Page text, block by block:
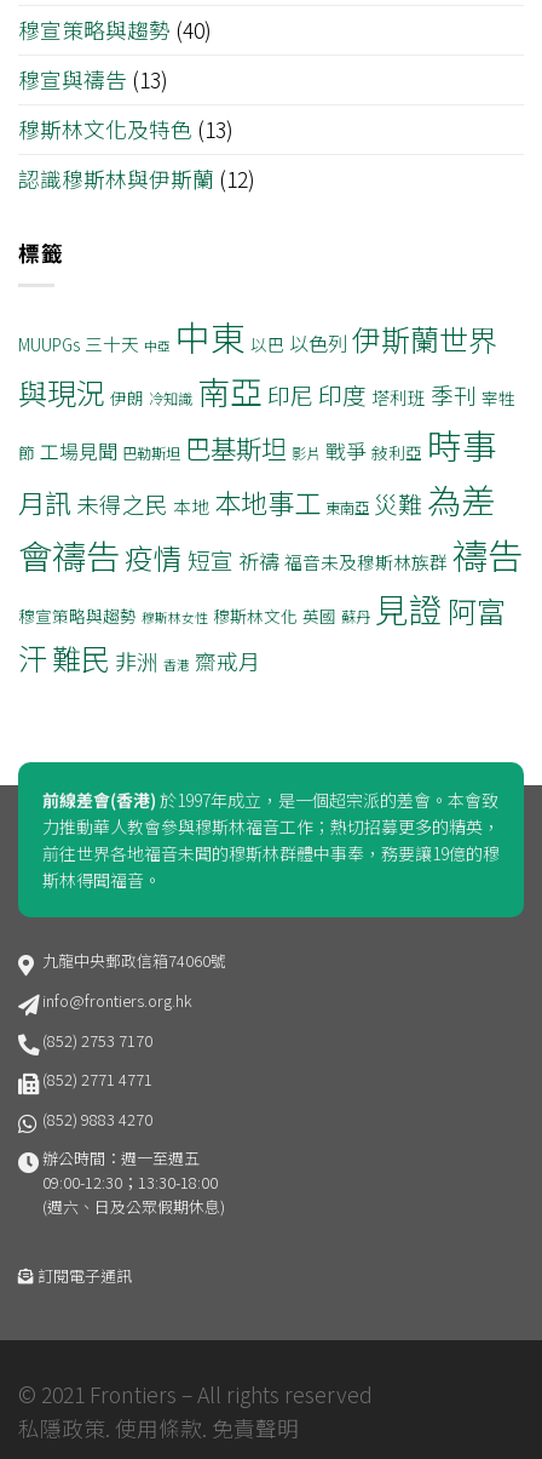
穆宣策略與趨勢 (40)
穆宣與禱告 (13)
穆斯林文化及特色 (13)
認識穆斯林與伊斯蘭 (12)
標籤
MUUPGs 三十天 中亞 中東 以巴 以色列 伊斯蘭世界
與現況 伊朗 冷知識 南亞 印尼 印度 塔利班 季刊 宰牲
節 工場見聞 巴勒斯坦 巴基斯坦 影片 戰爭 敍利亞 時事
月訊 未得之民 本地 本地事工 東南亞 災難 為差
會禱告疫情 短宣 祈禱福音未及穆斯林族群 禱告
穆宣策略與趨勢 穆斯林女性 穆斯林文化 英國 蘇丹 見證 阿富
汗難民 非洲 香港 齋戒月
前線差會(香港) 於1997年成立，是一個超宗派的差會。本會致
力推動華人教會參與穆斯林福音工作；熱切招募更多的精英，
前往世界各地福音未聞的穆斯林群體中事奉，務要讓19億的穆
斯林得聞福音。
九龍中央郵政信箱74060號
info@frontiers.org.hk
(852) 2753 7170
(852) 2771 4771
(852) 9883 4270
辦公時間：週一至週五
09:00-12:30；13:30-18:00
(週六、日及公眾假期休息)
訂閱電子通訊
© 2021 Frontiers – All rights reserved
私隱政策. 使用條款. 免責聲明